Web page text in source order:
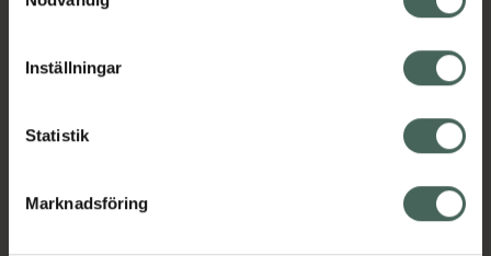
cookieinställningar. Ett återkallat samtycke påverkar inte
lagligheten av behandling som skett innan återkallelsen.
Inställningar
Statistik
Marknadsföring
Kronans Apotek finns här för dig. Du hittar oss från Skåne i
datorn. Oavsett vem du är så är det vårt uppdrag att
hjälpa just dig att må lite bättre. Välkommen att prata